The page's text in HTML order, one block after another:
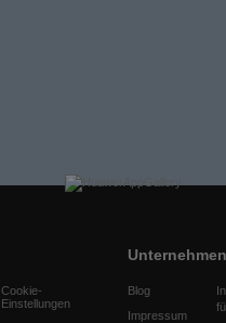
Cookie-
Einstellungen
Unternehmen
Blog
Impressum